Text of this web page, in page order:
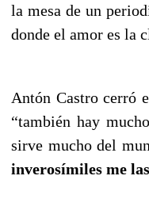
la mesa de un
donde el amor es la
Antón Castro cerró
“también hay
sirve mucho del
inverosímiles me